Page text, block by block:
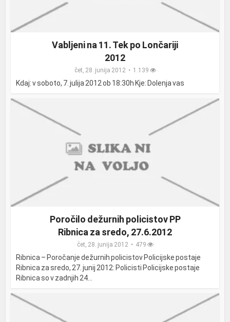
Vabljeni na 11. Tek po Lončariji
2012
čet, 28. junija 2012 1.139
Kdaj: v soboto, 7. julija 2012 ob 18:30h Kje: Dolenja vas
Poročilo dežurnih policistov PP
Ribnica za sredo, 27.6.2012
čet, 28. junija 2012 479
Ribnica – Poročanje dežurnih policistov Policijske postaje
Ribnica za sredo, 27. junij 2012: Policisti Policijske postaje
Ribnica so v zadnjih 24...